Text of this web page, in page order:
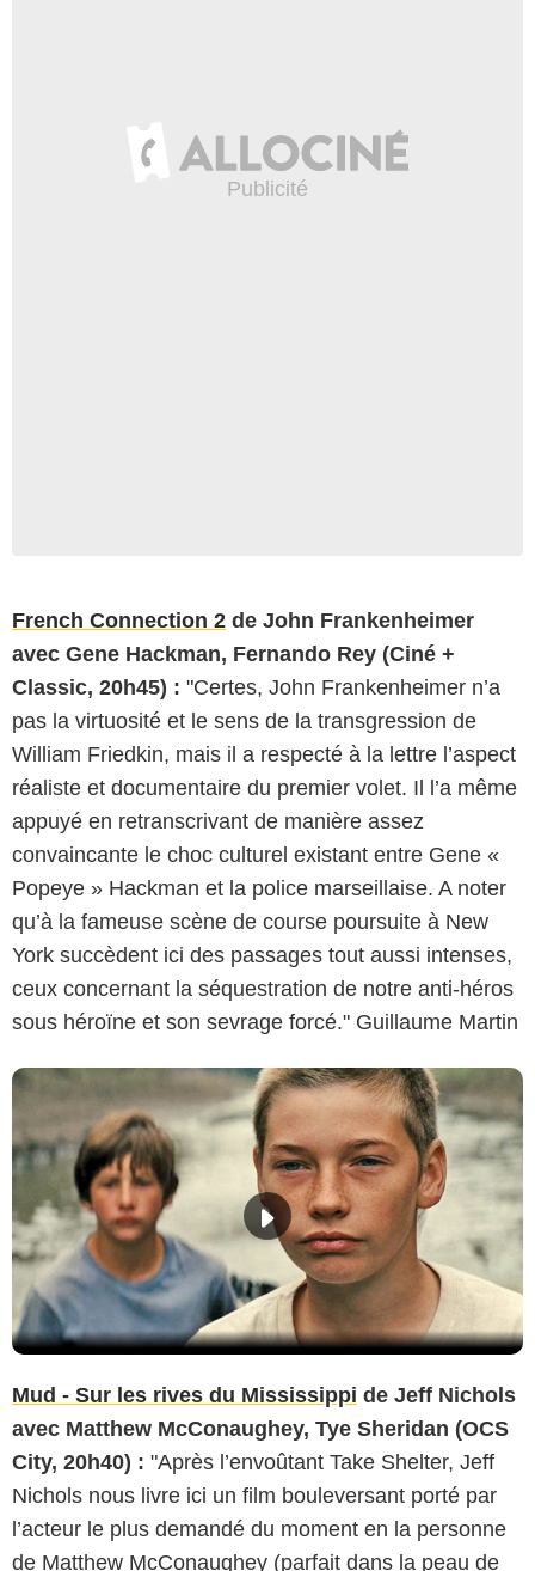
French Connection 2 de John Frankenheimer
avec Gene Hackman, Fernando Rey (Ciné +
Classic, 20h45) : "Certes, John Frankenheimer n’a
pas la virtuosité et le sens de la transgression de
William Friedkin, mais il a respecté à la lettre l’aspect
réaliste et documentaire du premier volet. Il l’a même
appuyé en retranscrivant de manière assez
convaincante le choc culturel existant entre Gene «
Popeye » Hackman et la police marseillaise. A noter
qu’à la fameuse scène de course poursuite à New
York succèdent ici des passages tout aussi intenses,
ceux concernant la séquestration de notre anti-héros
sous héroïne et son sevrage forcé." Guillaume Martin
Mud - Sur les rives du Mississippi de Jeff Nichols
avec Matthew McConaughey, Tye Sheridan (OCS
City, 20h40) : "Après l’envoûtant Take Shelter, Jeff
Nichols nous livre ici un film bouleversant porté par
l’acteur le plus demandé du moment en la personne
de Matthew McConaughey (parfait dans la peau de